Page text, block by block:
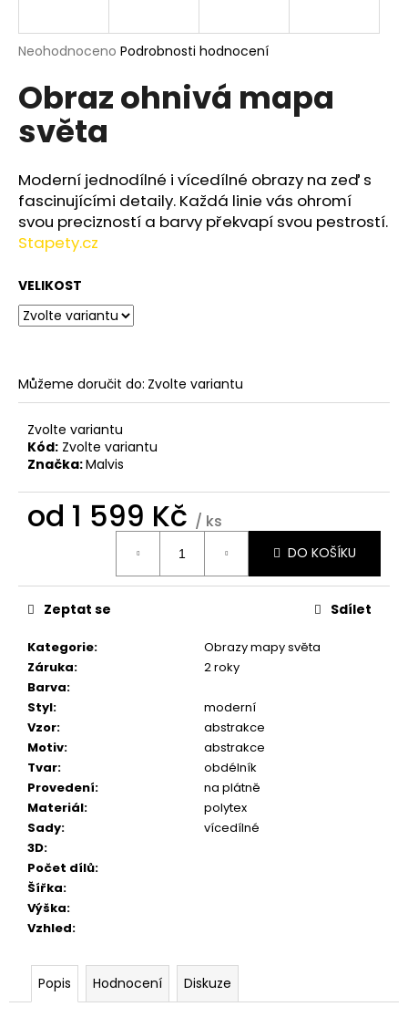
Průměrné
produktu
je
z
hvězdiček.
Neohodnoceno Podrobnosti hodnocení
Obraz ohnivá mapa
světa
Moderní jednodílné i vícedílné obrazy na zeď s
fascinujícími detaily. Každá linie vás ohromí
svou precizností a barvy překvapí svou pestrostí.
Stapety.cz
VELIKOST
Můžeme doručit do: Zvolte variantu
Zvolte variantu
Kód: Zvolte variantu
Značka:Malvis
od 1 599 Kč / ks
DO KOŠÍKU
Kategorie:
Obrazy mapy světa
Záruka:
2 roky
Barva:
Styl:
moderní
Vzor:
abstrakce
Motiv:
abstrakce
Tvar:
obdélník
Provedení:
na plátně
Materiál:
polytex
Sady:
vícedílné
3D:
Počet dílů:
Šířka:
Výška:
Vzhled:
Zeptat se Sdílet
Popis Hodnocení Diskuze
j
t
?
HLEDAT
D
o
p
u
č
u
e
m
e
NA
599
Kč